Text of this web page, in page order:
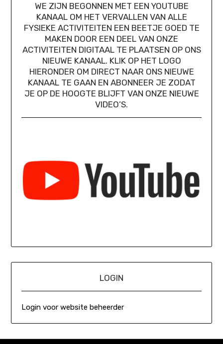
WE ZIJN BEGONNEN MET EEN YOUTUBE
KANAAL OM HET VERVALLEN VAN ALLE
FYSIEKE ACTIVITEITEN EEN BEETJE GOED TE
MAKEN DOOR EEN DEEL VAN ONZE
ACTIVITEITEN DIGITAAL TE PLAATSEN OP ONS
NIEUWE KANAAL. KLIK OP HET LOGO
HIERONDER OM DIRECT NAAR ONS NIEUWE
KANAAL TE GAAN EN ABONNEER JE ZODAT
JE OP DE HOOGTE BLIJFT VAN ONZE NIEUWE
VIDEO’S.
LOGIN
Login voor website beheerder